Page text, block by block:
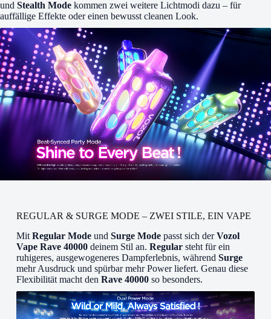
und Stealth Mode kommen zwei weitere Lichtmodi dazu – für
auffällige Effekte oder einen bewusst cleanen Look.
REGULAR & SURGE MODE – ZWEI STILE, EIN VAPE
Mit Regular Modeund Surge Modepasst sich derVozol
Vape Rave 40000deinem Stil an. Regularsteht für ein
ruhigeres, ausgewogeneres Dampferlebnis, während Surge
mehr Ausdruck und spürbar mehr Power liefert. Genau diese
Flexibilität macht den Rave 40000so besonders.